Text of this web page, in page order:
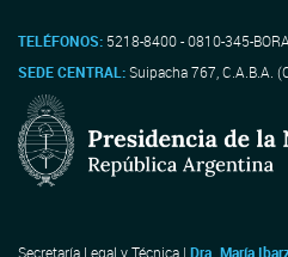
TELÉFONOS: 5218-8400 - 0810-345-
SEDE CENTRAL:Suipacha 767, C.A.B.A.
Secretaría Legal y Técnica | Dra. María